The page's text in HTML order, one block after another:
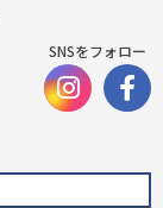
SNSをフォロー